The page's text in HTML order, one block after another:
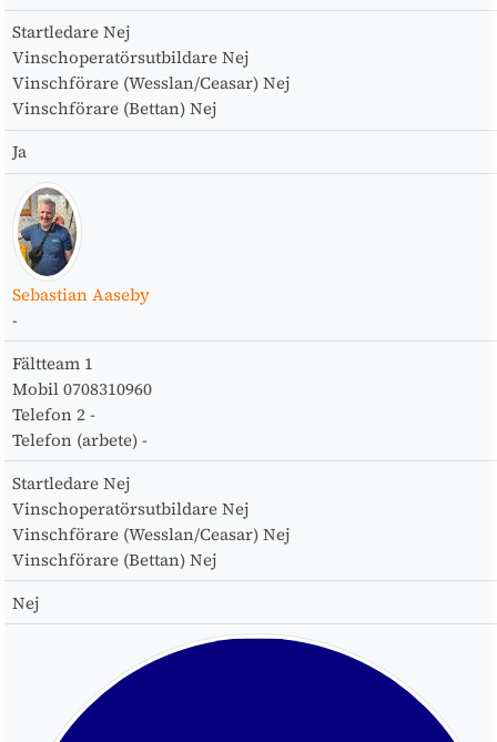
Startledare Nej
Vinschoperatörsutbildare Nej
Vinschförare (Wesslan/Ceasar) Nej
Vinschförare (Bettan) Nej
Ja
Sebastian Aaseby
-
Fältteam 1
Mobil 0708310960
Telefon 2 -
Telefon (arbete) -
Startledare Nej
Vinschoperatörsutbildare Nej
Vinschförare (Wesslan/Ceasar) Nej
Vinschförare (Bettan) Nej
Nej